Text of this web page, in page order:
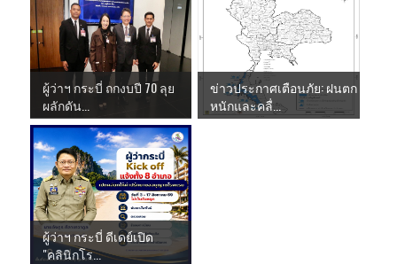
ผู้ว่าฯ กระบี่ ถกงบปี 70 ลุย
ผลักดัน...
ข่าวประกาศเตือนภัย: ฝนตก
หนักและคลื่...
ผู้ว่าฯ กระบี่ ดีเดย์เปิด
"คลินิกโร...